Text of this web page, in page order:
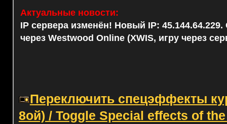
Актуальные новости:
IP сервера изменён! Новый IP: 45.144.64.229.
через Westwood Online (XWIS, игру через
Переключить спецэффекты
8ой) / Toggle Special effects of